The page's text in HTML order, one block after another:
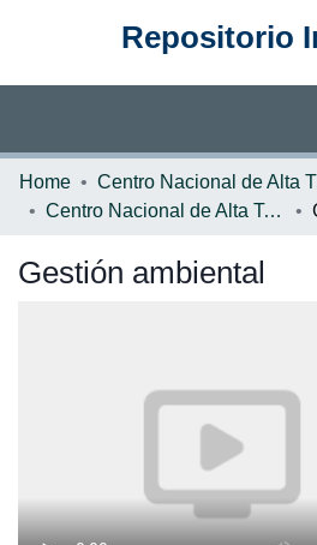
Repositorio
Communities & Collections
Statistics
Home
Centro Nacional de Alta Tecnología
Gestión ambiental